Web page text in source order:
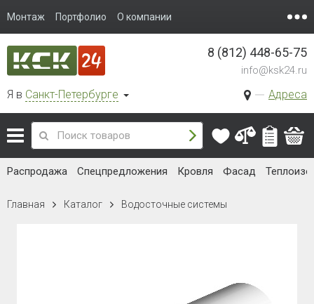
Монтаж Портфолио О компании
Я в Санкт-Петербурге Адреса
8 (812) 448-65-75
info@ksk24.ru
Распродажа Спецпредложения Кровля Фасад
Главная Каталог Водосточные системы